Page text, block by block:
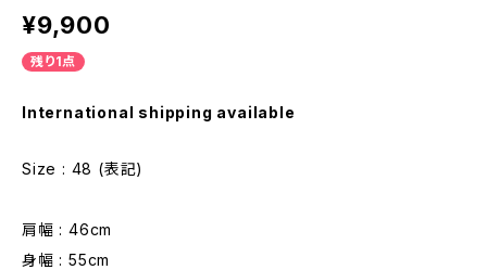
¥9,900
残り1点
International shipping available
Size : 48 (表記)
肩幅 : 46cm
身幅 : 55cm